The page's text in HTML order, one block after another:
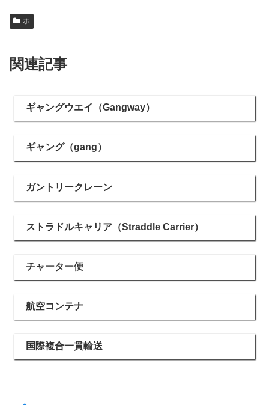
ホ
関連記事
ギャングウエイ（Gangway）
ギャング（gang）
ガントリークレーン
ストラドルキャリア（Straddle Carrier）
チャーター便
航空コンテナ
国際複合一貫輸送